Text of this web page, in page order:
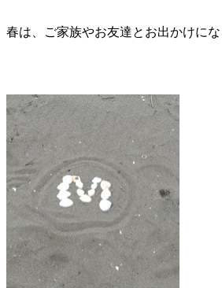
春は、ご家族やお友達とお出かけに